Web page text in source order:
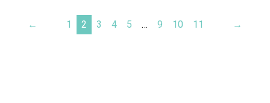
← 1 2 3 4 5 … 9 10 11 →